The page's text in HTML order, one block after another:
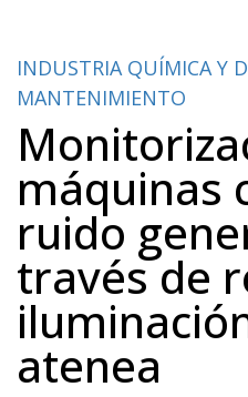
INDUSTRIA QUÍMICA Y
MANTENIMIENTO
máquinas
ruido
través de
atenea